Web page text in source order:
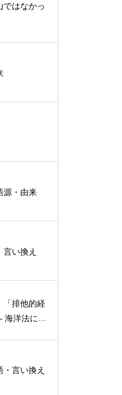
ではなかっ
源・由来
い換え
「排他的経
海洋法にお
言い換え